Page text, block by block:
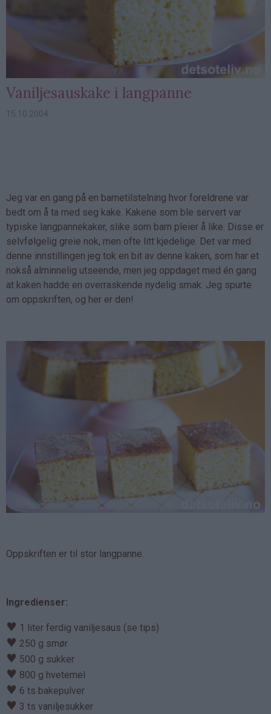
Vaniljesauskake i langpanne
15.10.2004
Jeg var en gang på en barnetilstelning hvor foreldrene var
bedt om å ta med seg kake. Kakene som ble servert var
typiske langpannekaker, slike som barn pleier å like. Disse er
selvfølgelig greie nok, men ofte litt kjedelige. Det var med
denne innstillingen jeg tok en bit av denne kaken, som har et
nokså alminnelig utseende, men jeg oppdaget med én gang
at kaken hadde en overraskende nydelig smak. Jeg spurte
om oppskriften, og her er den!
Oppskriften er til stor langpanne.
Ingredienser:
♥ 1 liter ferdig vaniljesaus (se tips)
♥ 250 g smør
♥ 500 g sukker
♥ 800 g hvetemel
♥ 6 ts bakepulver
♥ 3 ts vaniljesukker